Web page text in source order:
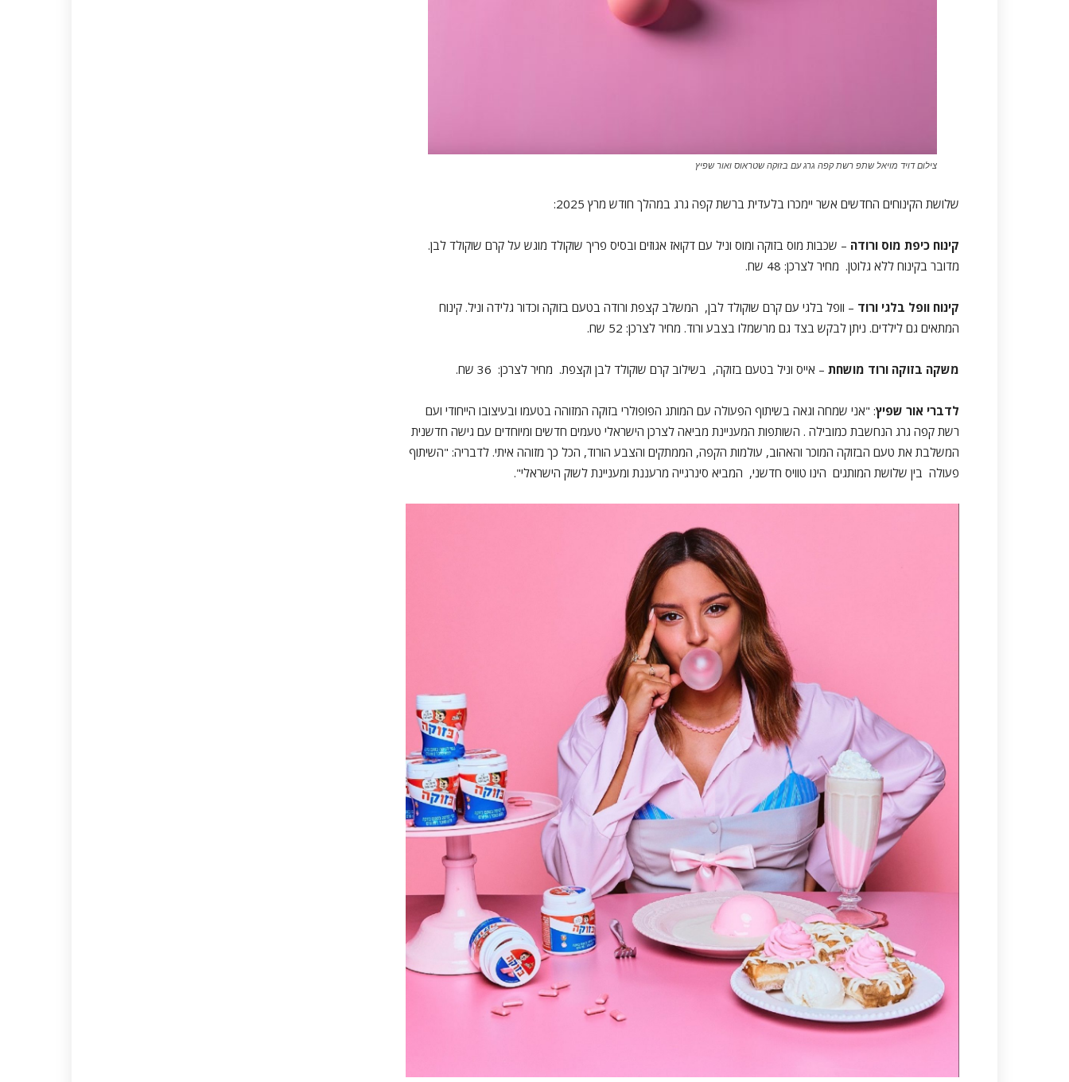
צילום דויד מויאל שתפ רשת קפה גרג עם בזוקה שטראוס ואור שפיץ
שלושת הקינוחים החדשים אשר יימכרו בלעדית ברשת קפה גרג במהלך חודש מרץ 2025:
קינוח כיפת מוס ורודה – שכבות מוס בזוקה ומוס וניל עם דקואז אגוזים ובסיס פריך שוקולד מוגש על קרם שוקולד לבן.
מדובר בקינוח ללא גלוטן. מחיר לצרכן: 48 שח.
קינוח וופל בלגי ורוד – וופל בלגי עם קרם שוקולד לבן, המשלב קצפת ורודה בטעם בזוקה וכדור גלידה וניל. קינוח
המתאים גם לילדים. ניתן לבקש בצד גם מרשמלו בצבע ורוד. מחיר לצרכן: 52 שח.
משקה בזוקה ורוד מושחת – אייס וניל בטעם בזוקה, בשילוב קרם שוקולד לבן וקצפת. מחיר לצרכן: 36 שח.
לדברי אור שפיץ: "אני שמחה וגאה בשיתוף הפעולה עם המותג הפופולרי בזוקה המזוהה בטעמו ובעיצובו הייחודי ועם
רשת קפה גרג הנחשבת כמובילה . השותפות המעניינת מביאה לצרכן הישראלי טעמים חדשים ומיוחדים עם גישה חדשנית
המשלבת את טעם הבזוקה המוכר והאהוב, עולמות הקפה, הממתקים והצבע הורוד, הכל כך מזוהה איתי. לדבריה: "השיתוף
פעולה בין שלושת המותגים הינו טוויס חדשני, המביא סינרגייה מרעננת ומעניינת לשוק הישראלי".